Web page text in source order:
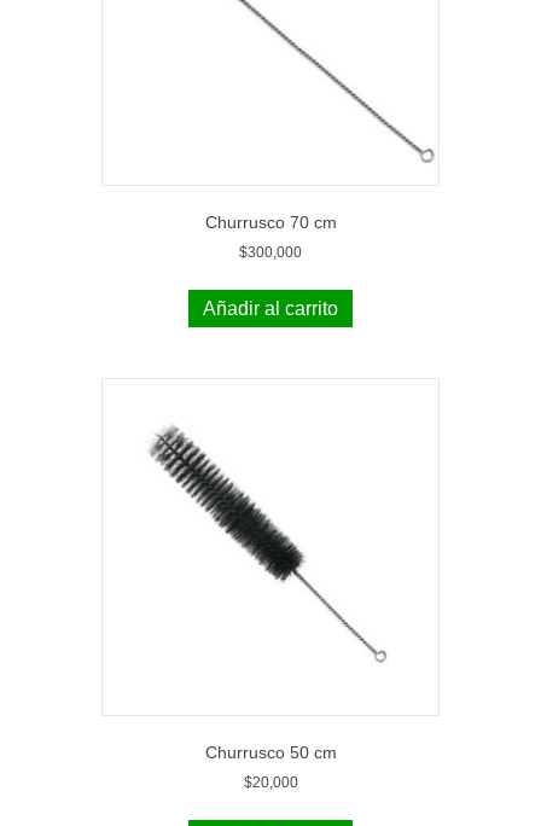
Churrusco 70 cm
$300,000
Añadir al carrito
Churrusco 50 cm
$20,000